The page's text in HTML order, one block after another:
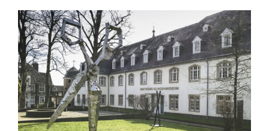
Engagement
Aktuelles
Jobs